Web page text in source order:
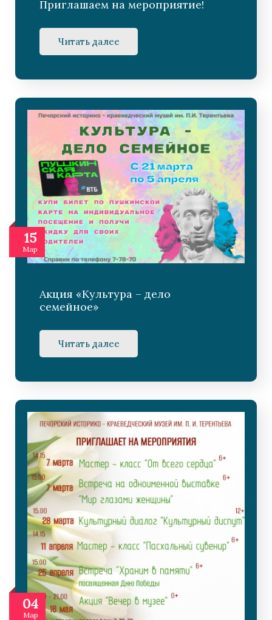
Приглашаем на мероприятие!
Читать далее
15
Мар
Акция «Культура – дело
семейное»
Читать далее
04
Мар